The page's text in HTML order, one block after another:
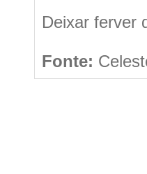
Deixar ferver
Fonte: